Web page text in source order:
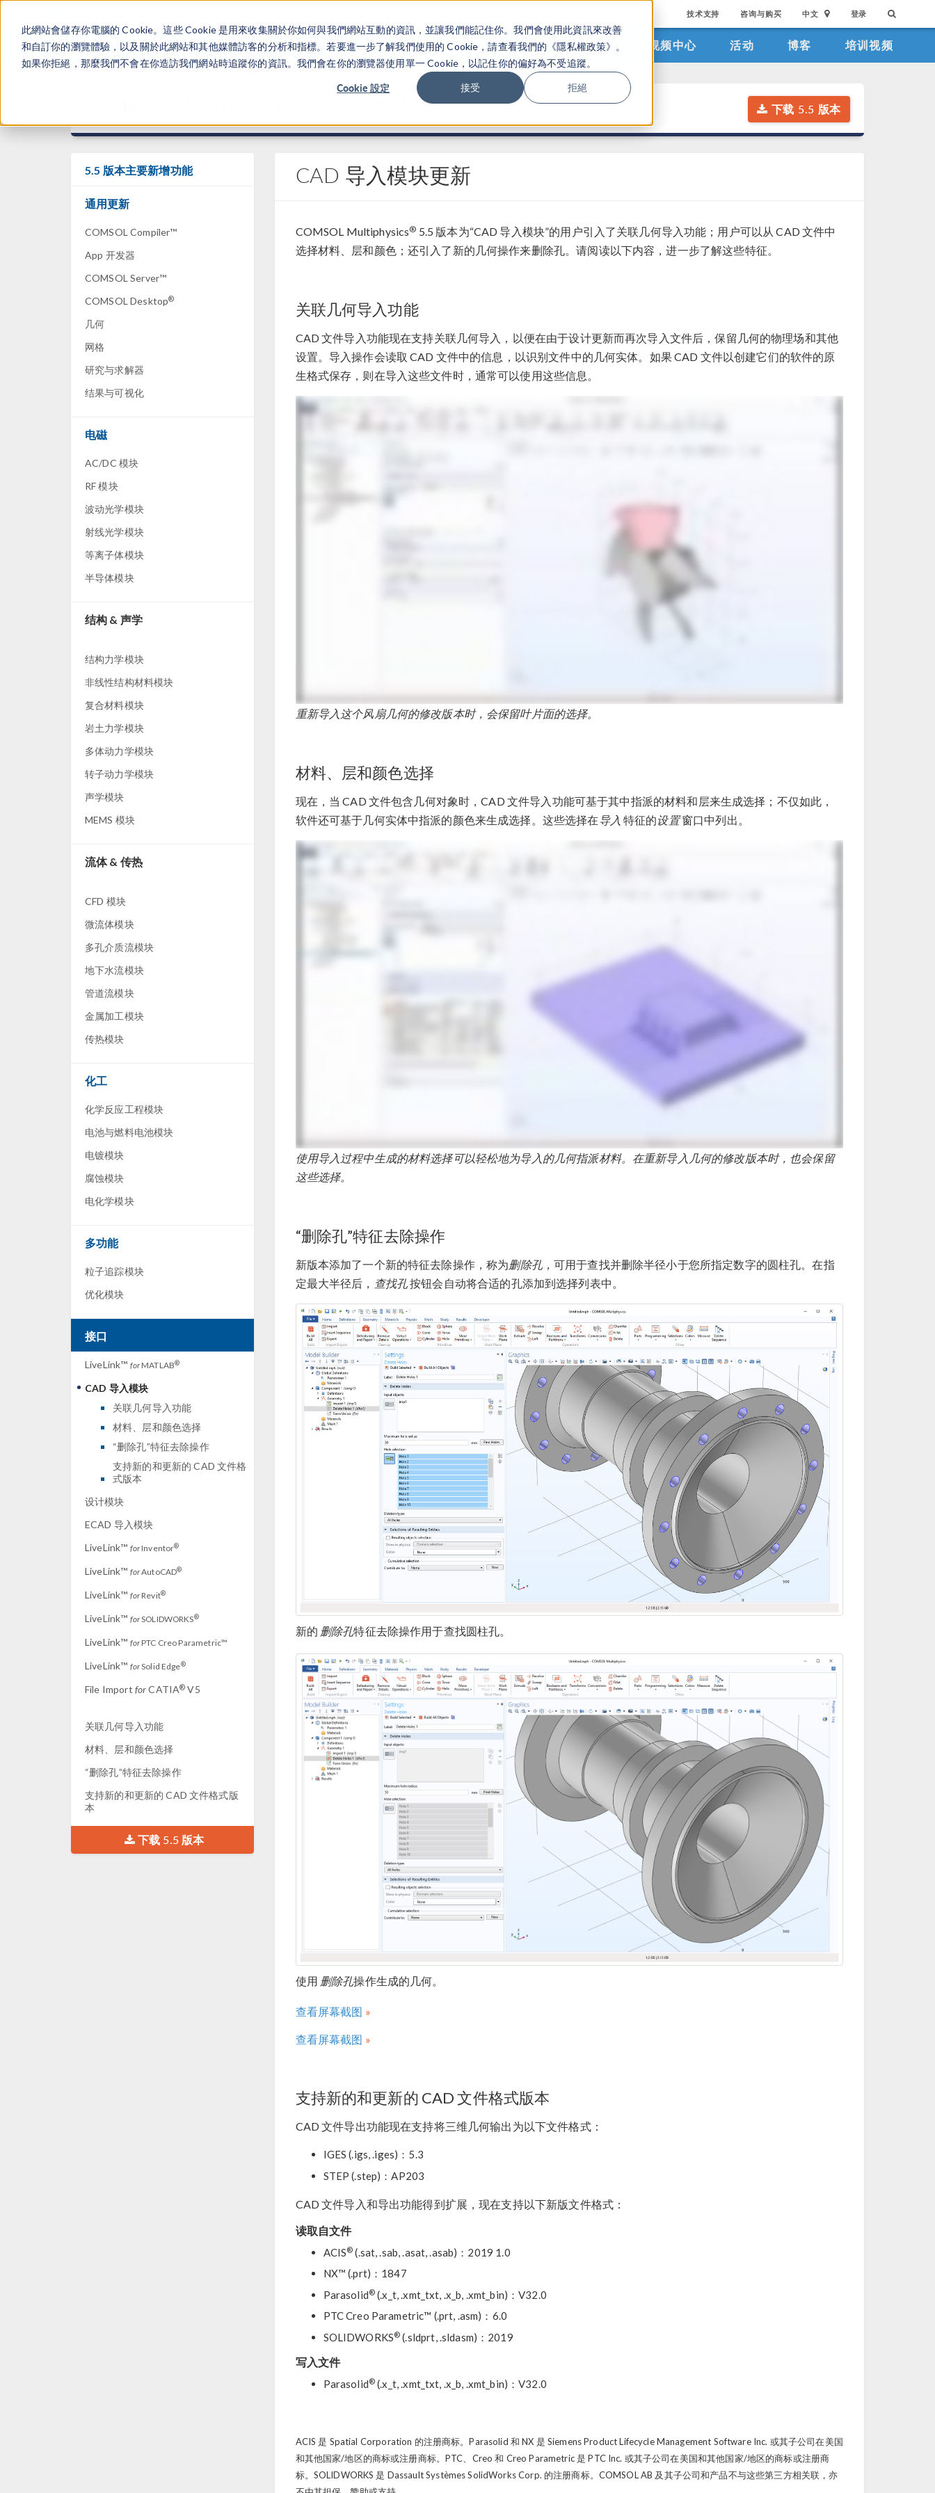
此網站會儲存你電腦的 Cookie。這些 Cookie 是用來收集關於你如何與我們網站互動的資訊，並讓我們能記住你。我們會使用此資訊來改善
和自訂你的瀏覽體驗，以及關於此網站和其他媒體訪客的分析和指標。若要進一步了解我們使用的 Cookie，請查看我們的《隱私權政策》。
如果你拒絕，那麼我們不會在你造訪我們網站時追蹤你的資訊。我們會在你的瀏覽器使用單一 Cookie，以記住你的偏好為不受追蹤。
Cookie 設定 接受 拒絕
技术支持 咨询与购买 中文 登录
产品 行业应用 视频中心 活动 博客 培训视频
5.5 发布亮点 下载 5.5 版本
5.5 版本主要新增功能
通用更新
COMSOL Compiler™
App 开发器
COMSOL Server™
COMSOL Desktop®
几何
网格
研究与求解器
结果与可视化
电磁
AC/DC 模块
RF 模块
波动光学模块
射线光学模块
等离子体模块
半导体模块
结构 & 声学
结构力学模块
非线性结构材料模块
复合材料模块
岩土力学模块
多体动力学模块
转子动力学模块
声学模块
MEMS 模块
流体 & 传热
CFD 模块
微流体模块
多孔介质流模块
地下水流模块
管道流模块
金属加工模块
传热模块
化工
化学反应工程模块
电池与燃料电池模块
电镀模块
腐蚀模块
电化学模块
多功能
粒子追踪模块
优化模块
接口
LiveLink™ forMATLAB®
CAD 导入模块
关联几何导入功能
材料、层和颜色选择
“删除孔”特征去除操作
支持新的和更新的 CAD 文件格
式版本
设计模块
ECAD 导入模块
LiveLink™ forInventor®
LiveLink™ forAutoCAD®
LiveLink™ forRevit®
LiveLink™ forSOLIDWORKS®
LiveLink™ forPTC Creo Parametric™
LiveLink™ forSolid Edge®
File Import forCATIA® V5
关联几何导入功能
材料、层和颜色选择
“删除孔”特征去除操作
支持新的和更新的 CAD 文件格式版
本
下载 5.5 版本
CAD 导入模块更新
COMSOL Multiphysics® 5.5 版本为“CAD 导入模块”的用户引入了关联几何导入功能；用户可以从 CAD 文件中
选择材料、层和颜色；还引入了新的几何操作来删除孔。请阅读以下内容，进一步了解这些特征。
关联几何导入功能
CAD 文件导入功能现在支持关联几何导入，以便在由于设计更新而再次导入文件后，保留几何的物理场和其他
设置。导入操作会读取 CAD 文件中的信息，以识别文件中的几何实体。如果 CAD 文件以创建它们的软件的原
生格式保存，则在导入这些文件时，通常可以使用这些信息。
重新导入这个风扇几何的修改版本时，会保留叶片面的选择。
材料、层和颜色选择
现在，当 CAD 文件包含几何对象时，CAD 文件导入功能可基于其中指派的材料和层来生成选择；不仅如此，
软件还可基于几何实体中指派的颜色来生成选择。这些选择在导入 特征的设置窗口中列出。
使用导入过程中生成的材料选择可以轻松地为导入的几何指派材料。在重新导入几何的修改版本时，也会保留
这些选择。
“删除孔”特征去除操作
新版本添加了一个新的特征去除操作，称为删除孔，可用于查找并删除半径小于您所指定数字的圆柱孔。在指
定最大半径后， 查找孔按钮会自动将合适的孔添加到选择列表中。
新的 删除孔特征去除操作用于查找圆柱孔。
使用 删除孔操作生成的几何。
查看屏幕截图
查看屏幕截图
支持新的和更新的 CAD 文件格式版本
CAD 文件导出功能现在支持将三维几何输出为以下文件格式：
IGES (.igs, .iges)：5.3
STEP (.step)：AP203
CAD 文件导入和导出功能得到扩展，现在支持以下新版文件格式：
读取自文件
ACIS® (.sat, .sab, .asat, .asab)：2019 1.0
NX™ (.prt)：1847
Parasolid® (.x_t, .xmt_txt, .x_b, .xmt_bin)：V32.0
PTC Creo Parametric™ (.prt, .asm)：6.0
SOLIDWORKS® (.sldprt, .sldasm)：2019
写入文件
Parasolid® (.x_t, .xmt_txt, .x_b, .xmt_bin)：V32.0
ACIS 是 Spatial Corporation 的注册商标。Parasolid 和 NX 是 Siemens Product Lifecycle Management Software Inc. 或其子公司在美国
和其他国家/地区的商标或注册商标。PTC、Creo 和 Creo Parametric 是 PTC Inc. 或其子公司在美国和其他国家/地区的商标或注册商
标。SOLIDWORKS 是 Dassault Systèmes SolidWorks Corp. 的注册商标。COMSOL AB 及其子公司和产品不与这些第三方相关联，亦